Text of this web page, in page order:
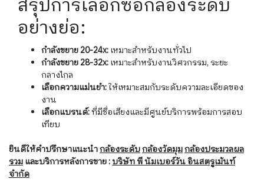
สรุปการเลือกซื้อกล้องระดับ
อย่างย่อ:
กำลังขยาย 20-24x:เหมาะสำหรับงานทั่วไป
กำลังขยาย 28-32x:เหมาะสำหรับงานวิศวกรรม, ระยะ
กลางไกล
เลือกความแม่นยำ:ให้เหมาะสมกับระดับความละเอียดของ
งาน
เลือกแบรนด์:ที่มีชื่อเสียงและมีศูนย์บริการพร้อมการสอบ
เทียบ
ยินดีให้คำปรึกษาแนะนำกล้องระดับกล้องวัดมุมกล้องประมวลผล
รวมและบริการหลังการขาย :บริษัท พี นัมเบอร์วัน อินสตรูเม้นท์
จำกัด